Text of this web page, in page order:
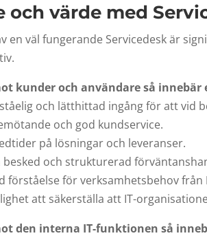
och värde med
en väl fungerande Servicedesk är
kunder och användare så innebär
och lätthittad ingång för att vid
och god kundservice.
på lösningar och leveranser.
besked och strukturerad
förståelse för verksamhetsbehov
att säkerställa att IT-
den interna IT-funktionen så